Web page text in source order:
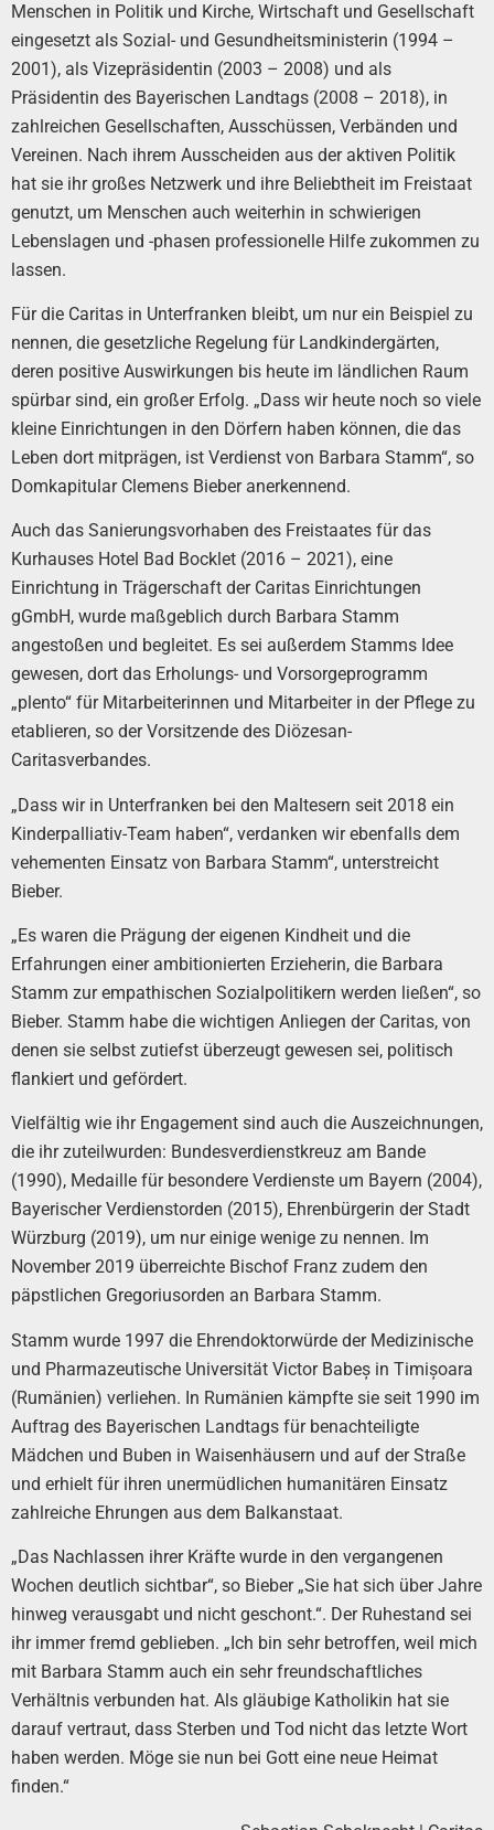
Menschen in Politik und Kirche, Wirtschaft und Gesellschaft
eingesetzt als Sozial- und Gesundheitsministerin (1994 –
2001), als Vizepräsidentin (2003 – 2008) und als
Präsidentin des Bayerischen Landtags (2008 – 2018), in
zahlreichen Gesellschaften, Ausschüssen, Verbänden und
Vereinen. Nach ihrem Ausscheiden aus der aktiven Politik
hat sie ihr großes Netzwerk und ihre Beliebtheit im Freistaat
genutzt, um Menschen auch weiterhin in schwierigen
Lebenslagen und -phasen professionelle Hilfe zukommen zu
lassen.
Für die Caritas in Unterfranken bleibt, um nur ein Beispiel zu
nennen, die gesetzliche Regelung für Landkindergärten,
deren positive Auswirkungen bis heute im ländlichen Raum
spürbar sind, ein großer Erfolg. „Dass wir heute noch so viele
kleine Einrichtungen in den Dörfern haben können, die das
Leben dort mitprägen, ist Verdienst von Barbara Stamm“, so
Domkapitular Clemens Bieber anerkennend.
Auch das Sanierungsvorhaben des Freistaates für das
Kurhauses Hotel Bad Bocklet (2016 – 2021), eine
Einrichtung in Trägerschaft der Caritas Einrichtungen
gGmbH, wurde maßgeblich durch Barbara Stamm
angestoßen und begleitet. Es sei außerdem Stamms Idee
gewesen, dort das Erholungs- und Vorsorgeprogramm
„plento“ für Mitarbeiterinnen und Mitarbeiter in der Pflege zu
etablieren, so der Vorsitzende des Diözesan-
Caritasverbandes.
„Dass wir in Unterfranken bei den Maltesern seit 2018 ein
Kinderpalliativ-Team haben“, verdanken wir ebenfalls dem
vehementen Einsatz von Barbara Stamm“, unterstreicht
Bieber.
„Es waren die Prägung der eigenen Kindheit und die
Erfahrungen einer ambitionierten Erzieherin, die Barbara
Stamm zur empathischen Sozialpolitikern werden ließen“, so
Bieber. Stamm habe die wichtigen Anliegen der Caritas, von
denen sie selbst zutiefst überzeugt gewesen sei, politisch
flankiert und gefördert.
Vielfältig wie ihr Engagement sind auch die Auszeichnungen,
die ihr zuteilwurden: Bundesverdienstkreuz am Bande
(1990), Medaille für besondere Verdienste um Bayern (2004),
Bayerischer Verdienstorden (2015), Ehrenbürgerin der Stadt
Würzburg (2019), um nur einige wenige zu nennen. Im
November 2019 überreichte Bischof Franz zudem den
päpstlichen Gregoriusorden an Barbara Stamm.
Stamm wurde 1997 die Ehrendoktorwürde der Medizinische
und Pharmazeutische Universität Victor Babeș in Timișoara
(Rumänien) verliehen. In Rumänien kämpfte sie seit 1990 im
Auftrag des Bayerischen Landtags für benachteiligte
Mädchen und Buben in Waisenhäusern und auf der Straße
und erhielt für ihren unermüdlichen humanitären Einsatz
zahlreiche Ehrungen aus dem Balkanstaat.
„Das Nachlassen ihrer Kräfte wurde in den vergangenen
Wochen deutlich sichtbar“, so Bieber „Sie hat sich über Jahre
hinweg verausgabt und nicht geschont.“. Der Ruhestand sei
ihr immer fremd geblieben. „Ich bin sehr betroffen, weil mich
mit Barbara Stamm auch ein sehr freundschaftliches
Verhältnis verbunden hat. Als gläubige Katholikin hat sie
darauf vertraut, dass Sterben und Tod nicht das letzte Wort
haben werden. Möge sie nun bei Gott eine neue Heimat
finden.“